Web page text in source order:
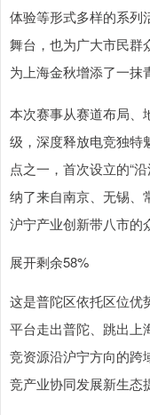
体验等形式多样的系列
舞台，也为广大市民群
为上海金秋增添了一抹
本次赛事从赛道布局、
级，深度释放电竞独特
点之一，首次设立的“
纳了来自南京、无锡、
沪宁产业创新带八市的
展开剩余58%
这是普陀区依托区位优
平台走出普陀、跳出上
竞资源沿沪宁方向的跨
竞产业协同发展新生态